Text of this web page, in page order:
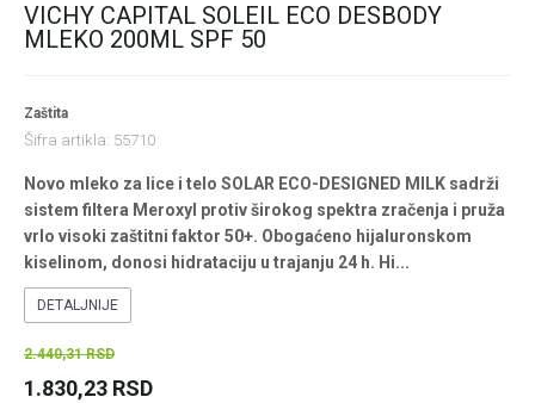
VICHY CAPITAL SOLEIL ECO DESBODY
MLEKO 200ML SPF 50
Zaštita
Šifra artikla: 55710
Novo mleko za lice i telo SOLAR ECO-DESIGNED MILK sadrži
sistem filtera Meroxyl protiv širokog spektra zračenja i pruža
vrlo visoki zaštitni faktor 50+. Obogaćeno hijaluronskom
kiselinom, donosi hidrataciju u trajanju 24 h. Hi...
DETALJNIJE
2.440,31 RSD
1.830,23 RSD